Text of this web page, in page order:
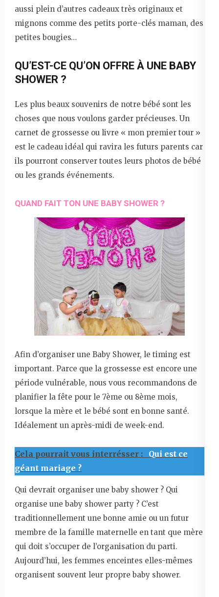
aussi plein d’autres cadeaux très originaux et
mignons comme des petits porte-clés maman, des
petites bougies…
QU’EST-CE QU’ON OFFRE À UNE BABY
SHOWER ?
Les plus beaux souvenirs de notre bébé sont les
choses que nous voulons garder précieuses. Un
carnet de grossesse ou livre « mon premier tour »
est le cadeau idéal qui ravira les futurs parents car
ils pourront conserver toutes leurs photos de bébé
ou les grands événements.
QUAND FAIT TON UNE BABY SHOWER ?
Afin d’organiser une Baby Shower, le timing est
important. Parce que la grossesse est encore une
période vulnérable, nous vous recommandons de
planifier la fête pour le 7ème ou 8ème mois,
lorsque la mère et le bébé sont en bonne santé.
Idéalement un après-midi de week-end.
Cela pourrait vous interrésser :
Qui est ce
géant mariage ?
Qui devrait organiser une baby shower ? Qui
organise une baby shower party ? C’est
traditionnellement une bonne amie ou un futur
membre de la famille maternelle en tant que mère
qui doit s’occuper de l’organisation du parti.
Aujourd’hui, les femmes enceintes elles-mêmes
organisent souvent leur propre baby shower.